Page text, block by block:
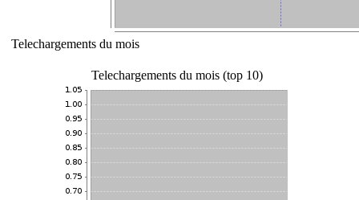
Telechargements du mois
Telechargements du mois (top 10)